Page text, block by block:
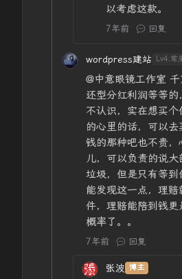
以考虑这款。
7年前 回复
wordpress建站 Lv4.常
@中意眼镜工作室
还型分红利润等等的
不认识，实在想买
的心里的话，可以
钱的那种吧也不贵，
儿，可以负责的说
垃圾，但是只有等到
能发现这一点，理
件，理赔能陪到钱更
概率了。。
7年前 回复
张波 博主